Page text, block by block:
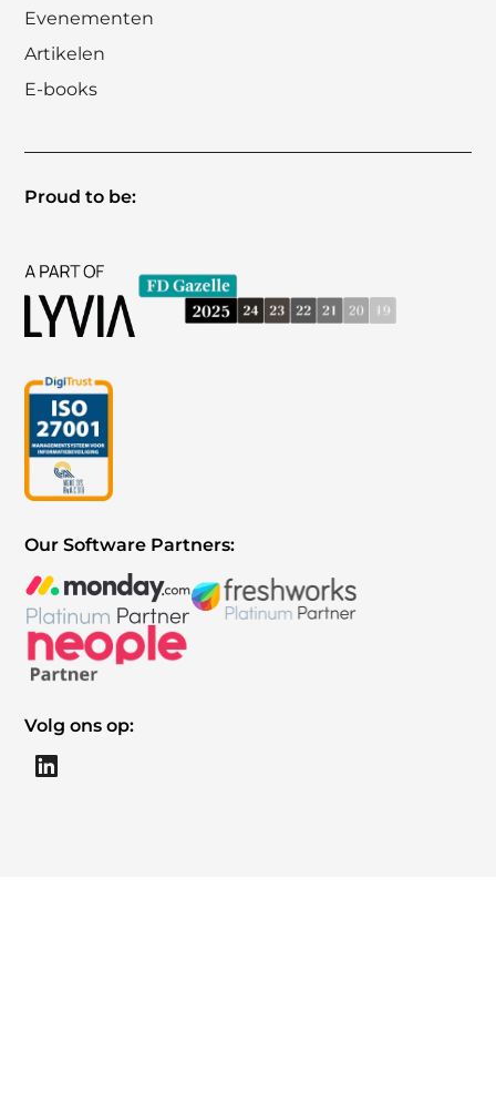
Evenementen
Artikelen
E-books
Proud to be:
Our Software Partners:
Volg ons op: